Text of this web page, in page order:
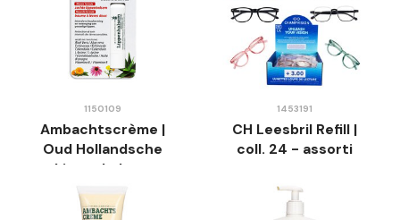
1150109
Ambachtscrème |
Oud Hollandsche
Lippenbalsem
1453191
CH Leesbril Refill |
coll. 24 - assorti